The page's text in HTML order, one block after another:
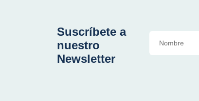
Suscríbete a
nuestro
Newsletter